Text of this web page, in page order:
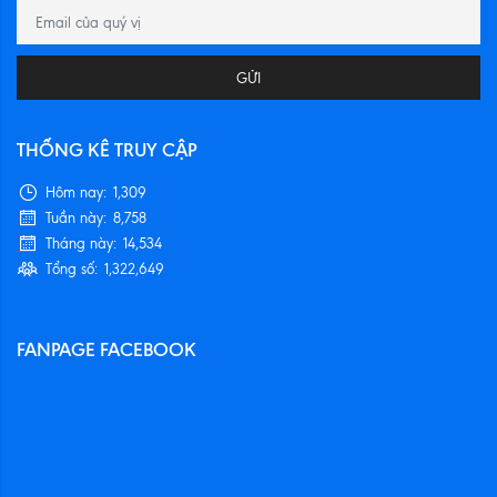
GỬI
THỐNG KÊ TRUY CẬP
Hôm nay: 1,309
Tuần này: 8,758
Tháng này: 14,534
Tổng số: 1,322,649
FANPAGE FACEBOOK